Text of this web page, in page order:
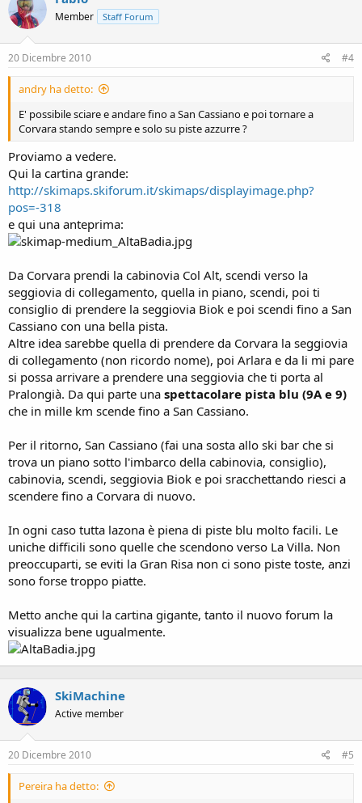
Member Staff Forum
20 Dicembre 2010 #4
andry ha detto:
E' possibile sciare e andare fino a San Cassiano e poi tornare a
Corvara stando sempre e solo su piste azzurre ?
Proviamo a vedere.
Qui la cartina grande:
http://skimaps.skiforum.it/skimaps/displayimage.php?
pos=-318
e qui una anteprima:
Da Corvara prendi la cabinovia Col Alt, scendi verso la
seggiovia di collegamento, quella in piano, scendi, poi ti
consiglio di prendere la seggiovia Biok e poi scendi fino a San
Cassiano con una bella pista.
Altre idea sarebbe quella di prendere da Corvara la seggiovia
di collegamento (non ricordo nome), poi Arlara e da li mi pare
si possa arrivare a prendere una seggiovia che ti porta al
Pralongià. Da qui parte una spettacolare pista blu (9A e 9)
che in mille km scende fino a San Cassiano.
Per il ritorno, San Cassiano (fai una sosta allo ski bar che si
trova un piano sotto l'imbarco della cabinovia, consiglio),
cabinovia, scendi, seggiovia Biok e poi sracchettando riesci a
scendere fino a Corvara di nuovo.
In ogni caso tutta lazona è piena di piste blu molto facili. Le
uniche difficili sono quelle che scendono verso La Villa. Non
preoccuparti, se eviti la Gran Risa non ci sono piste toste, anzi
sono forse troppo piatte.
Metto anche qui la cartina gigante, tanto il nuovo forum la
visualizza bene ugualmente.
SkiMachine
Active member
20 Dicembre 2010 #5
Pereira ha detto: